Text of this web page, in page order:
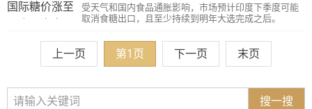
受天气和国内食品通胀影响，市场预计印度下季度可能
取消食糖出口，且至少持续到明年大选完成之后。
上一页 第1页 下一页 末页
搜一搜